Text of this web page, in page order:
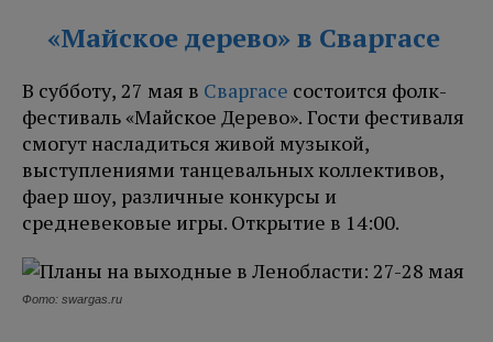
«Майское дерево» в Сваргасе
В субботу, 27 мая в Сваргасе состоится фолк-
фестиваль «Майское Дерево». Гости фестиваля
смогут насладиться живой музыкой,
выступлениями танцевальных коллективов,
фаер шоу, различные конкурсы и
средневековые игры. Открытие в 14:00.
Фото: swargas.ru